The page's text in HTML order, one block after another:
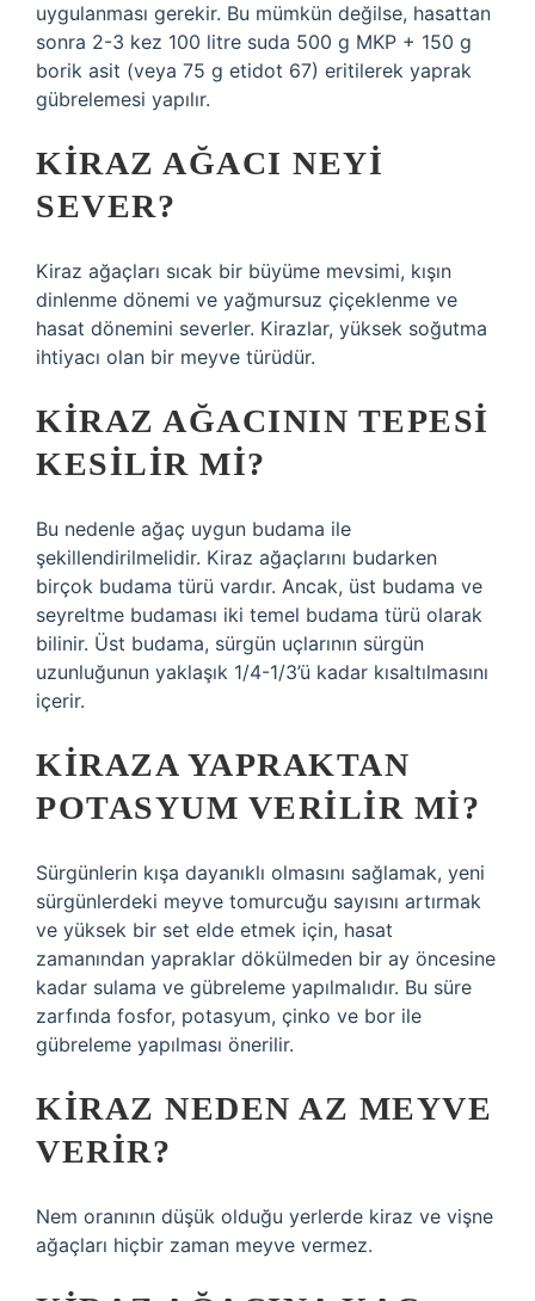
uygulanması gerekir. Bu mümkün değilse, hasattan
sonra 2-3 kez 100 litre suda 500 g MKP + 150 g
borik asit (veya 75 g etidot 67) eritilerek yaprak
gübrelemesi yapılır.
KIRAZ AĞACI NEYI
SEVER?
Kiraz ağaçları sıcak bir büyüme mevsimi, kışın
dinlenme dönemi ve yağmursuz çiçeklenme ve
hasat dönemini severler. Kirazlar, yüksek soğutma
ihtiyacı olan bir meyve türüdür.
KIRAZ AĞACININ TEPESI
KESILIR MI?
Bu nedenle ağaç uygun budama ile
şekillendirilmelidir. Kiraz ağaçlarını budarken
birçok budama türü vardır. Ancak, üst budama ve
seyreltme budaması iki temel budama türü olarak
bilinir. Üst budama, sürgün uçlarının sürgün
uzunluğunun yaklaşık 1/4-1/3’ü kadar kısaltılmasını
içerir.
KIRAZA YAPRAKTAN
POTASYUM VERILIR MI?
Sürgünlerin kışa dayanıklı olmasını sağlamak, yeni
sürgünlerdeki meyve tomurcuğu sayısını artırmak
ve yüksek bir set elde etmek için, hasat
zamanından yapraklar dökülmeden bir ay öncesine
kadar sulama ve gübreleme yapılmalıdır. Bu süre
zarfında fosfor, potasyum, çinko ve bor ile
gübreleme yapılması önerilir.
KIRAZ NEDEN AZ MEYVE
VERIR?
Nem oranının düşük olduğu yerlerde kiraz ve vişne
ağaçları hiçbir zaman meyve vermez.